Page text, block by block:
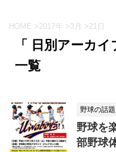
HOME >2017年 >3月 >21日
「 日別アーカイ
一覧
野球の話題
野球を
部野球